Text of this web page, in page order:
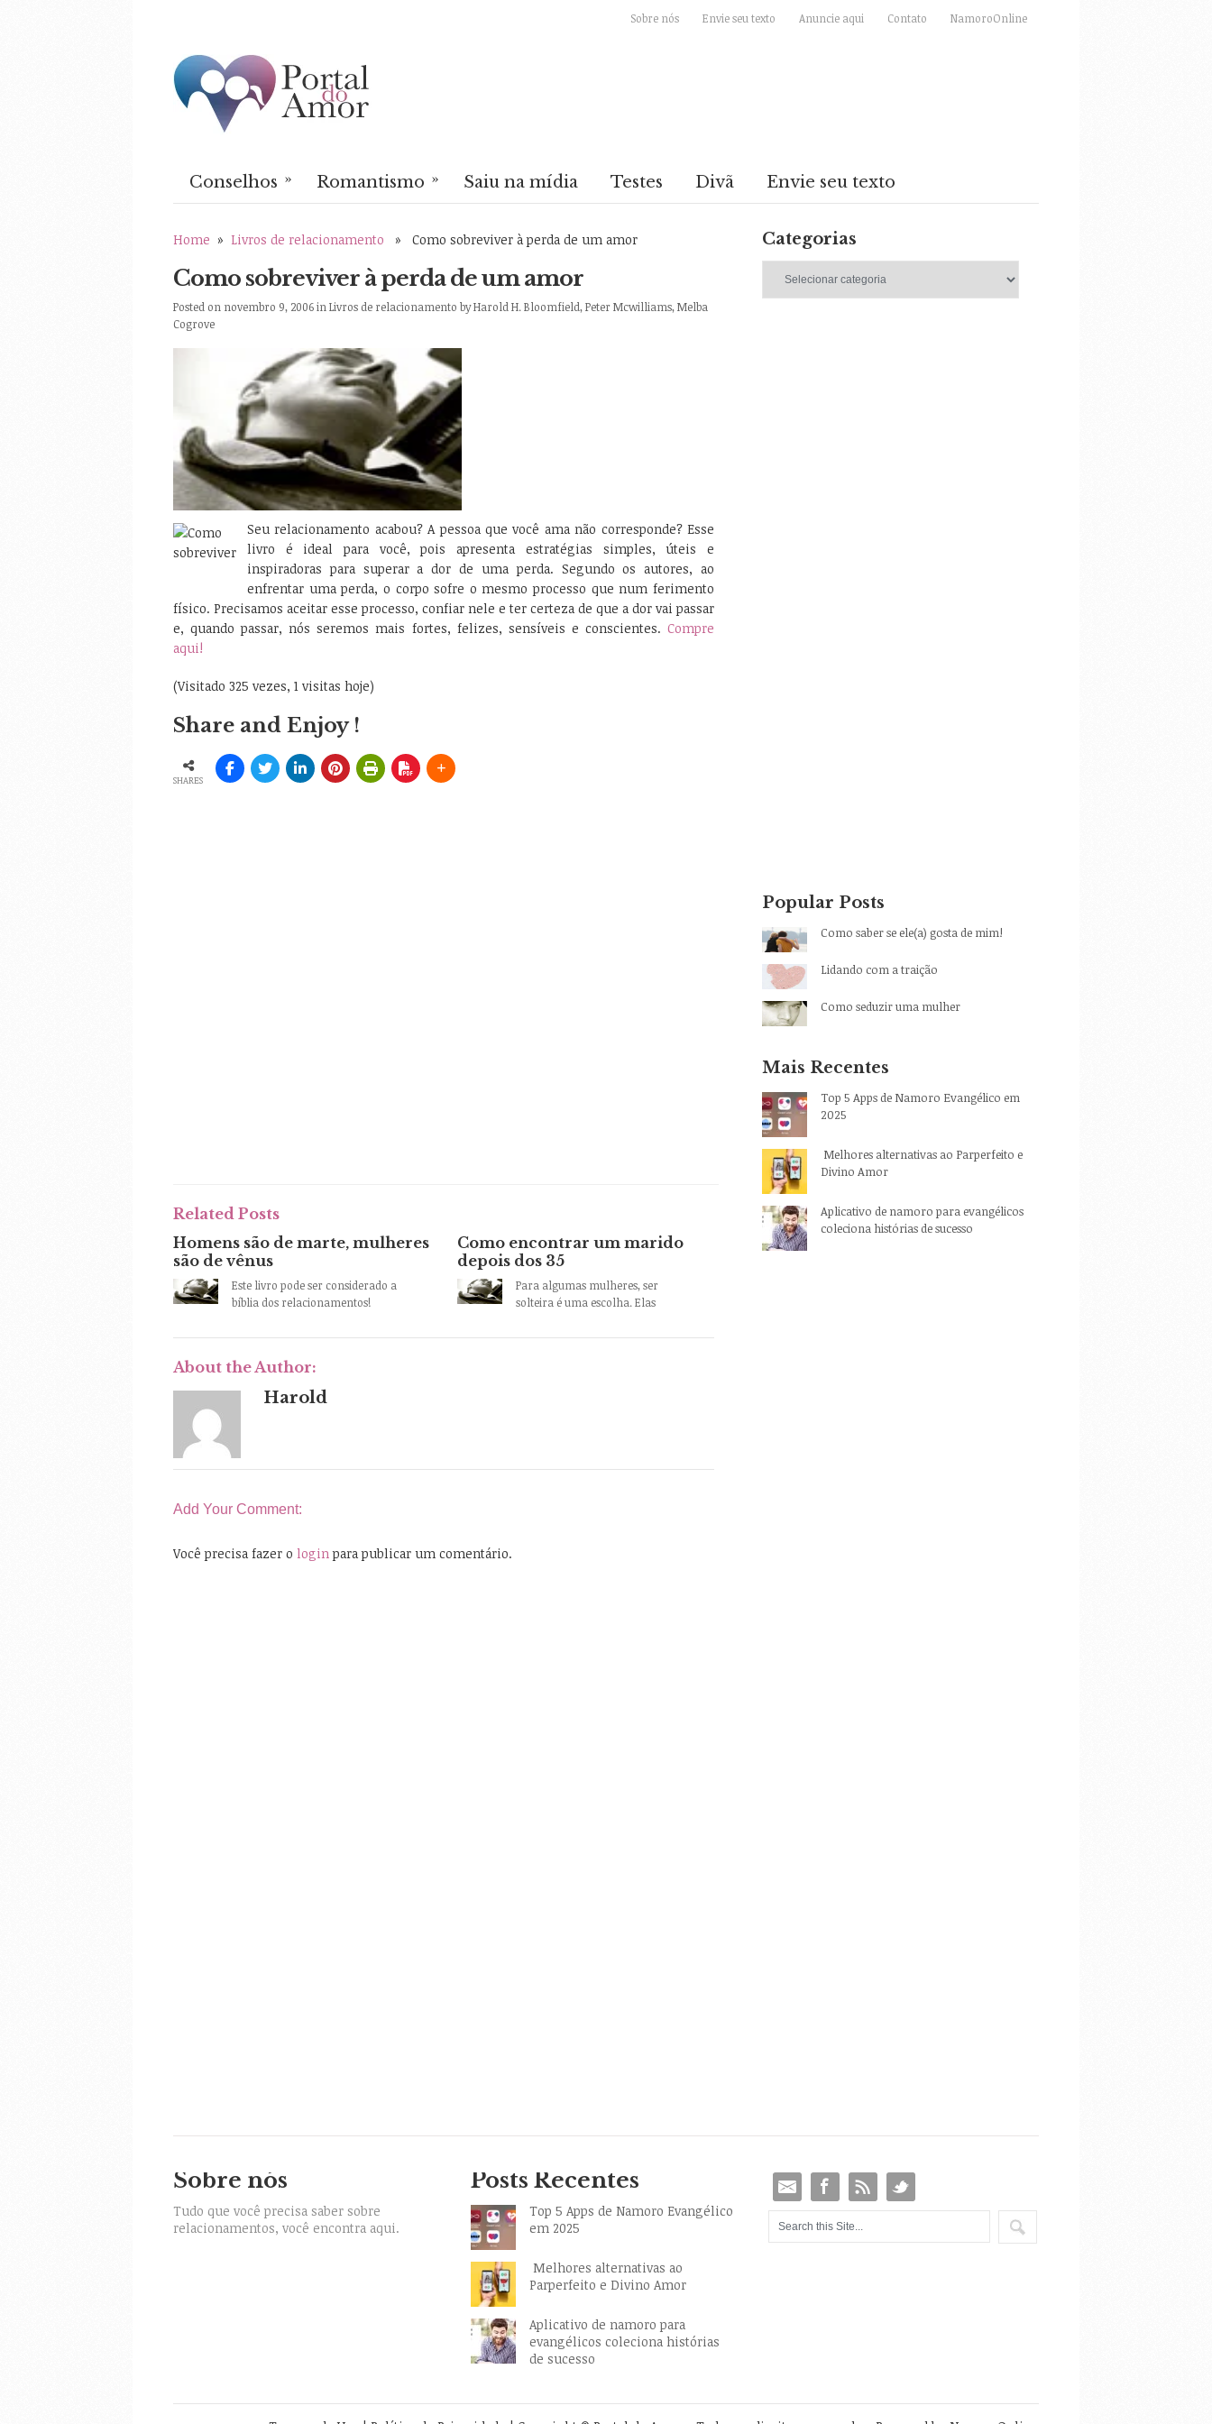
Sobre nós Envie seu texto Anuncie aqui Contato NamoroOnline
Conselhos » Romantismo » Saiu na mídia Testes Divã Envie seu texto
Home » Livros de relacionamento » Como sobreviver à perda de um amor
Como sobreviver à perda de um amor
Posted on novembro 9, 2006 in Livros de relacionamento byHarold H. Bloomfield, Peter Mcwilliams, Melba
Cogrove
Seu relacionamento acabou? A pessoa que você ama não corresponde? Esse
livro é ideal para você, pois apresenta estratégias simples, úteis e
inspiradoras para superar a dor de uma perda. Segundo os autores, ao
enfrentar uma perda, o corpo sofre o mesmo processo que num ferimento
físico. Precisamos aceitar esse processo, confiar nele e ter certeza de que a dor vai passar
e, quando passar, nós seremos mais fortes, felizes, sensíveis e conscientes. Compre
aqui!
(Visitado 325 vezes, 1 visitas hoje)
Share and Enjoy !
SHARES
Related Posts
Homens são de marte, mulheres
são de vênus
Este livro pode ser considerado a
bíblia dos relacionamentos!
Como encontrar um marido
depois dos 35
Para algumas mulheres, ser
solteira é uma escolha. Elas
About the Author:
Harold
Add Your Comment:
Você precisa fazer o login para publicar um comentário.
Categorias
Popular Posts
Como saber se ele(a) gosta de mim!
Lidando com a traição
Como seduzir uma mulher
Mais Recentes
Top 5 Apps de Namoro Evangélico em
2025
Melhores alternativas ao Parperfeito e
Divino Amor
Aplicativo de namoro para evangélicos
coleciona histórias de sucesso
Sobre nós
Tudo que você precisa saber sobre
relacionamentos, você encontra aqui.
Posts Recentes
Top 5 Apps de Namoro Evangélico
em 2025
Melhores alternativas ao
Parperfeito e Divino Amor
Aplicativo de namoro para
evangélicos coleciona histórias
de sucesso